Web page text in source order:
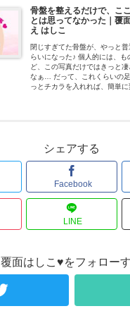
骨盤を整えるだけで、こ
とは思ってなかった｜覆
え はしこ
閉じすぎてた骨盤が、やっと
らいになった♪ 個人的には、も
ど、この写真だけではきっと
なぁ… だって、これくらいの
っとチカラを入れれば、簡単
シェアする
Facebook
LINE
覆面はしこ♥をフォロー